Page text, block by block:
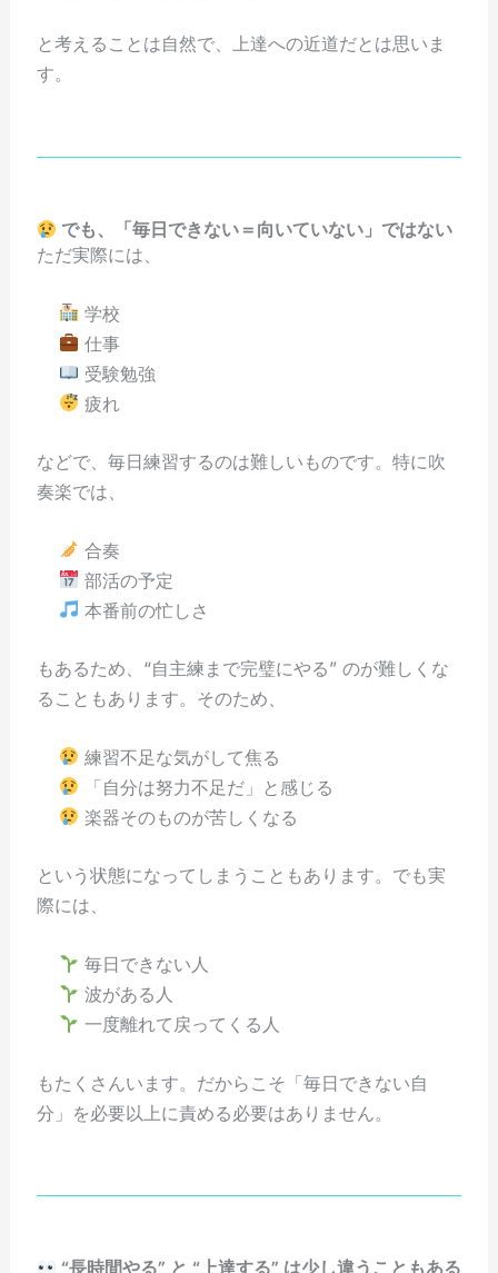
と考えることは自然で、上達への近道だとは思いま
す。
でも、「毎日できない＝向いていない」ではない
ただ実際には、
学校
仕事
受験勉強
疲れ
などで、毎日練習するのは難しいものです。特に吹
奏楽では、
合奏
部活の予定
本番前の忙しさ
もあるため、“自主練まで完璧にやる” のが難しくな
ることもあります。そのため、
練習不足な気がして焦る
「自分は努力不足だ」と感じる
楽器そのものが苦しくなる
という状態になってしまうこともあります。でも実
際には、
毎日できない人
波がある人
一度離れて戻ってくる人
もたくさんいます。だからこそ「毎日できない自
分」を必要以上に責める必要はありません。
“長時間やる” と “上達する” は少し違うこともある